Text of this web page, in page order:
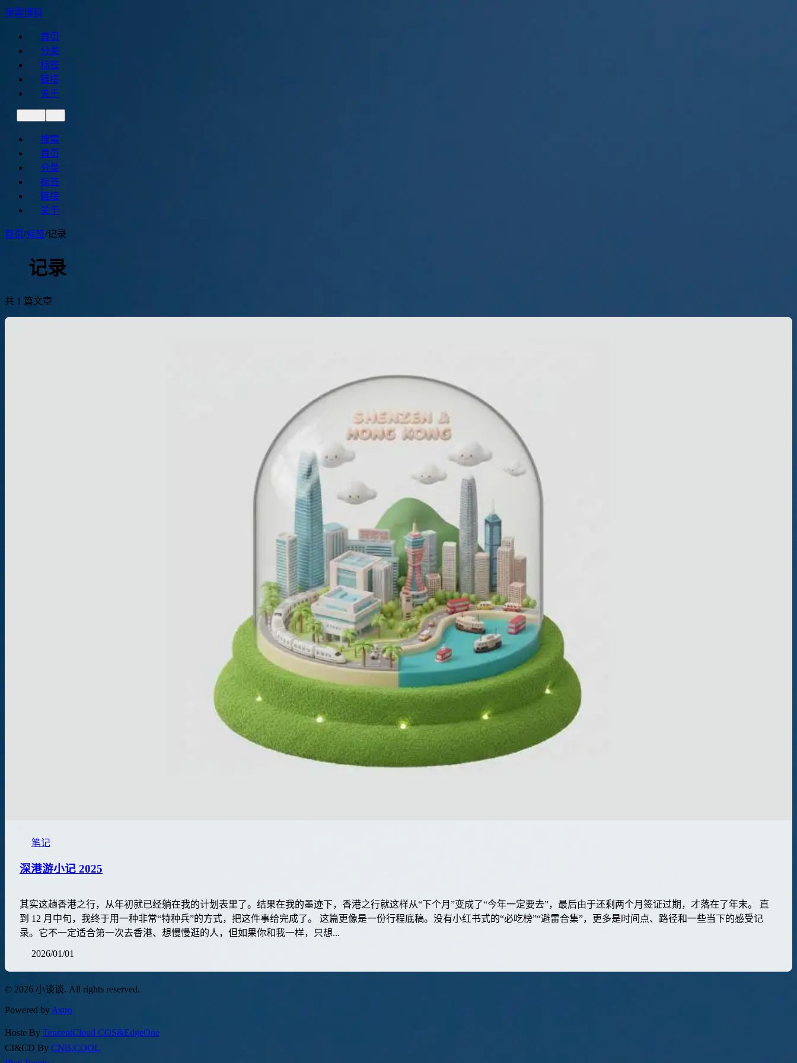
弹霄博科
首页
分类
标签
链接
关于
搜索
首页
分类
标签
链接
关于
首页/标签/记录
记录
共 1 篇文章
笔记
深港游小记 2025
其实这趟香港之行，从年初就已经躺在我的计划表里了。结果在我的墨迹下，香港之行就这样从“下个月”变成了“今年一定要去”，最后由于还剩两个月签证过期，才落在了年末。 直
到 12 月中旬，我终于用一种非常“特种兵”的方式，把这件事给完成了。 这篇更像是一份行程底稿。没有小红书式的“必吃榜”“避雷合集”，更多是时间点、路径和一些当下的感受记
录。它不一定适合第一次去香港、想慢慢逛的人，但如果你和我一样，只想...
2026/01/01
© 2026 小谈谈. All rights reserved.
Powered by Astro
Hoste By TencentCloud COS&EdgeOne
CI&CD By CNB.COOL